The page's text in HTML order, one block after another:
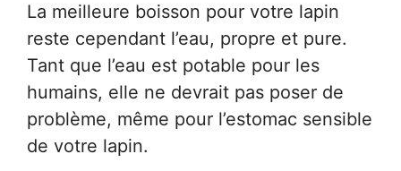
La meilleure boisson pour votre lapin
reste cependant l’eau, propre et pure.
Tant que l’eau est potable pour les
humains, elle ne devrait pas poser de
problème, même pour l’estomac sensible
de votre lapin.